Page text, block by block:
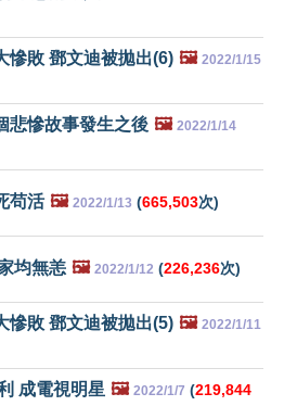
慘敗 鄧文迪被拋出(6) 🖼️ 2022/1/15
悲慘故事發生之後 🖼️ 2022/1/14
苟活 🖼️ 2022/1/13 (665,503次)
均無恙 🖼️ 2022/1/12 (226,236次)
慘敗 鄧文迪被拋出(5) 🖼️ 2022/1/11
成電視明星 🖼️ 2022/1/7 (219,844